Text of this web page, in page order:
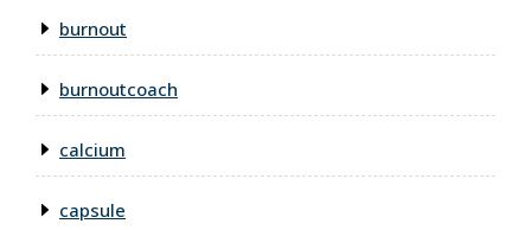
burnout
burnoutcoach
calcium
capsule